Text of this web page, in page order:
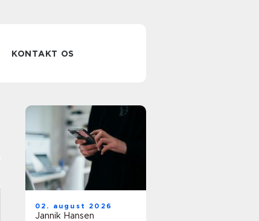
KONTAKT OS
02. august 2026
Jannik Hansen